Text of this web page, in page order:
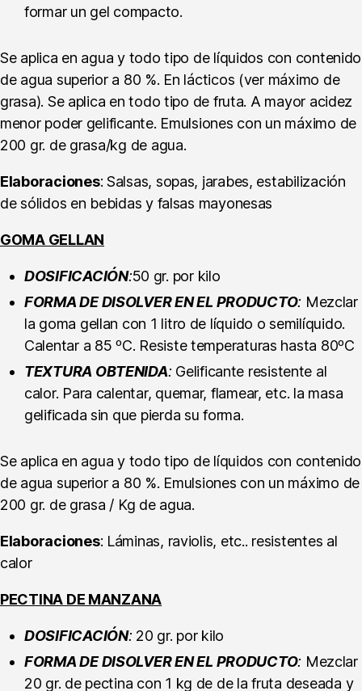
formar un gel compacto.
Se aplica en agua y todo tipo de líquidos con contenido
de agua superior a 80 %. En lácticos (ver máximo de
grasa). Se aplica en todo tipo de fruta. A mayor acidez
menor poder gelificante. Emulsiones con un máximo de
200 gr. de grasa/kg de agua.
Elaboraciones: Salsas, sopas, jarabes, estabilización
de sólidos en bebidas y falsas mayonesas
GOMA GELLAN
DOSIFICACIÓN:50 gr. por kilo
FORMA DE DISOLVER EN EL PRODUCTO: Mezclar
la goma gellan con 1 litro de líquido o semilíquido.
Calentar a 85 ºC. Resiste temperaturas hasta 80ºC
TEXTURA OBTENIDA: Gelificante resistente al
calor. Para calentar, quemar, flamear, etc. la masa
gelificada sin que pierda su forma.
Se aplica en agua y todo tipo de líquidos con contenido
de agua superior a 80 %. Emulsiones con un máximo de
200 gr. de grasa / Kg de agua.
Elaboraciones: Láminas, raviolis, etc.. resistentes al
calor
PECTINA DE MANZANA
DOSIFICACIÓN: 20 gr. por kilo
FORMA DE DISOLVER EN EL PRODUCTO: Mezclar
20 gr. de pectina con 1 kg de de la fruta deseada y